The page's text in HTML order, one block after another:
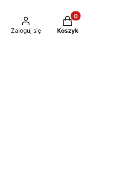
Zaloguj się
Produkty w
Koszyk